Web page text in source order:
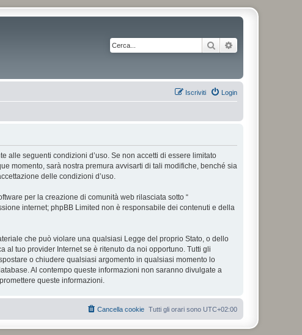
Cerca
Login
Iscriviti
alle seguenti condizioni d’uso. Se non accetti di essere limitato
momento, sarà nostra premura avvisarti di tali modifiche, benché sia
delle condizioni d’uso.
per la creazione di comunità web rilasciata sotto “
internet; phpBB Limited non è responsabile dei contenuti e della
che può violare una qualsiasi Legge del proprio Stato, o dello
al tuo provider Internet se è ritenuto da noi opportuno. Tutti gli
o chiudere qualsiasi argomento in qualsiasi momento lo
Al contempo queste informazioni non saranno divulgate a
queste informazioni.
Tutti gli orari sono UTC+02:00
Cancella cookie